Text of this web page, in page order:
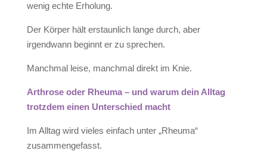
wenig echte Erholung.
Der Körper hält erstaunlich lange durch, aber
irgendwann beginnt er zu sprechen.
Manchmal leise, manchmal direkt im Knie.
Arthrose oder Rheuma – und warum dein Alltag
trotzdem einen Unterschied macht
Im Alltag wird vieles einfach unter „Rheuma“
zusammengefasst.